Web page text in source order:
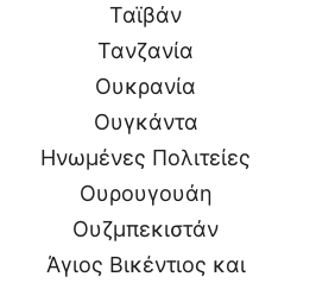
Ταϊβάν
Τανζανία
Ουκρανία
Ουγκάντα
Ηνωμένες Πολιτείες
Ουρουγουάη
Ουζμπεκιστάν
Άγιος Βικέντιος και